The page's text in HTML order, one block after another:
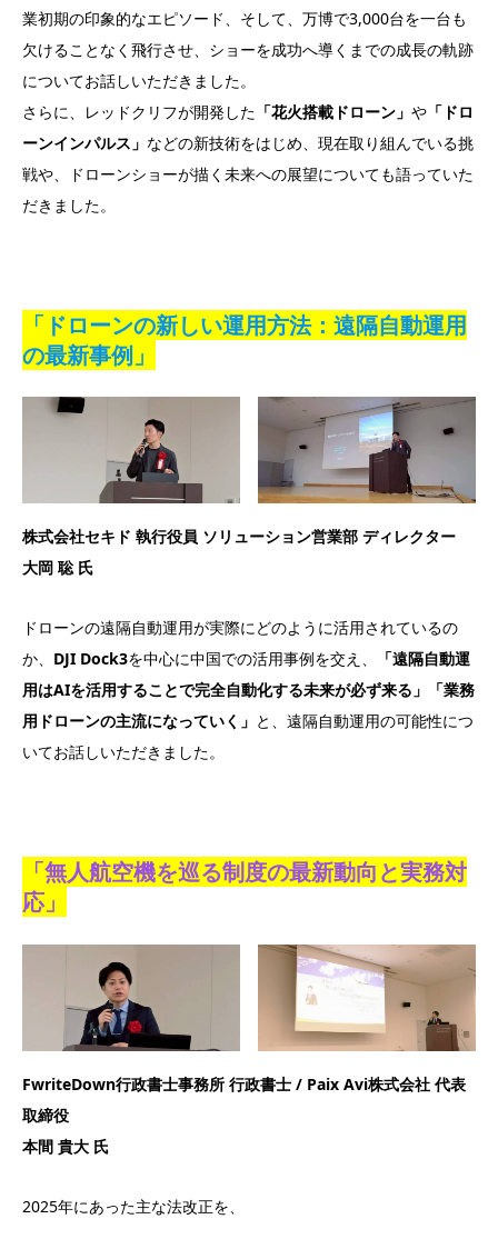
業初期の印象的なエピソード、そして、万博で3,000台を一台も
欠けることなく飛行させ、ショーを成功へ導くまでの成長の軌跡
についてお話しいただきました。
さらに、レッドクリフが開発した 「花火搭載ドローン」 や 「ドロ
ーンインパルス」 などの新技術をはじめ、現在取り組んでいる挑
戦や、ドローンショーが描く未来への展望についても語っていた
だきました。
「ドローンの新しい運用方法：遠隔自動運用
の最新事例」
株式会社セキド 執行役員 ソリューション営業部 ディレクター
大岡 聡 氏
ドローンの遠隔自動運用が実際にどのように活用されているの
か、 DJI Dock3を中心に中国での活用事例を交え、
「遠隔自動運
用はAIを活用することで完全自動化する未来が必ず来る」「業務
用ドローンの主流になっていく」 と、遠隔自動運用の可能性につ
いてお話しいただきました。
「無人航空機を巡る制度の最新動向と実務対
応」
FwriteDown行政書士事務所 行政書士 / Paix Avi株式会社 代表
取締役
本間 貴大 氏
2025年にあった主な法改正を、